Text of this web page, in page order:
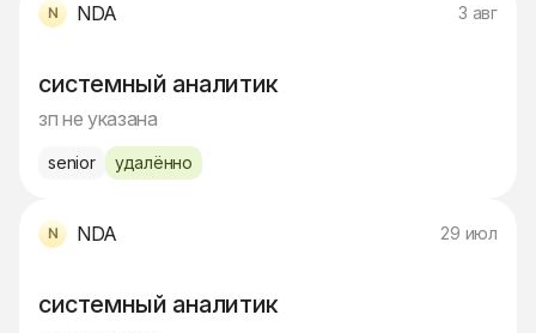
NDA 3 авг
системный аналитик
зп не указана
senior удалённо
NDA 29 июл
системный аналитик